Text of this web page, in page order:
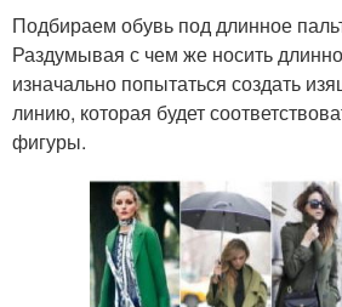
Подбираем обувь под длинное
Раздумывая с чем же носить
изначально попытаться создать
линию, которая будет
фигуры.